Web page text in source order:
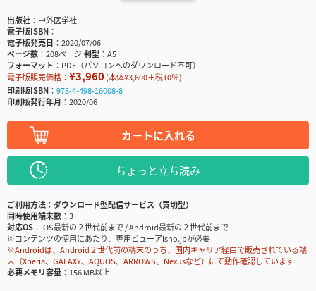
出版社
中外医学社
電子版ISBN
電子版発売日
2020/07/06
ページ数
208ページ判型
A5
フォーマット
PDF（パソコンへのダウンロード不可）
電子版販売価格： ¥3,960(本体¥3,600＋税10％)
印刷版ISBN
978-4-498-16008-8
印刷版発行年月
2020/06
カートに入れる
ちょっと立ち読み
ご利用方法
ダウンロード型配信サービス（買切型）
同時使用端末数
3
対応OS
iOS最新の２世代前まで / Android最新の２世代前まで
※コンテンツの使用にあたり、専用ビューアisho.jpが必要
※Androidは、Android２世代前の端末のうち、国内キャリア経由で販売されている端
末（Xperia、GALAXY、AQUOS、ARROWS、Nexusなど）にて動作確認しています
必要メモリ容量
156 MB以上